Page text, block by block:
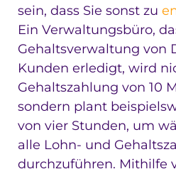
sein, dass Sie sonst zu
Ein Verwaltungsbüro,
Gehaltsverwaltung von
Kunden erledigt, wird
Gehaltszahlung von 10
sondern plant
von vier Stunden, um
alle Lohn- und
durchzuführen. Mithilfe